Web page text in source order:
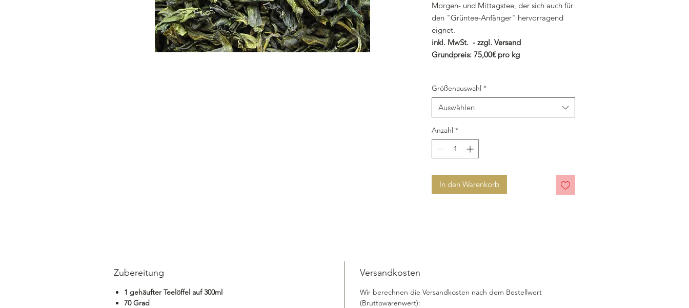
Morgen- und Mittagstee, der sich auch für
den "Grüntee-Anfänger" hervorragend
eignet.
inkl. MwSt. - zzgl. Versand
Grundpreis: 75,00€ pro kg
Größenauswahl *
Auswählen
Anzahl *
In den Warenkorb
Zubereitung
1 gehäufter Teelöffel auf 300ml
70 Grad
Versandkosten
Wir berechnen die Versandkosten nach dem Bestellwert
(Bruttowarenwert):